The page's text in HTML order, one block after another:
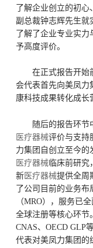
了解企业创立的初心
副总裁钟志辉先生就
了解了企业专业实力
予高度评价。
在正式报告开始
会代表首先向美凤力
康科技成果转化成长
随后的报告环节
医疗器械评价与支持
力集团自创立至今的
医疗器械临床前研究
新医疗器械提供全周
了公司目前的业务
（MRO），服务已
全球注册等核心环节
CNAS、OECD GLP
代表对美凤力集团的